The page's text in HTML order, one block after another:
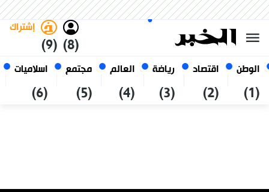
الوطن
(1)
اقتصاد
(2)
رياضة
(3)
العالم
(4)
مجتمع
(5)
اسلاميات
(6)
(8)
إشتراك
(9)
أغسطس 2026
الجزائر